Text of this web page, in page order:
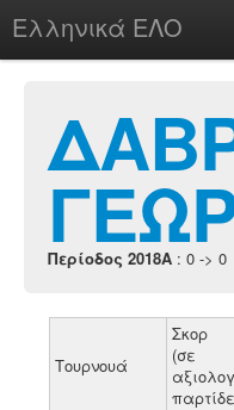
Ελληνικά ΕΛΟ
chesstu.be @ discord
Login
Περίοδος 2018A : 0 -> 0
Τουρνουά
Σκορ
(σε